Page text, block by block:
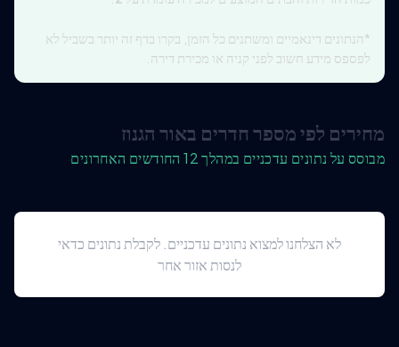
*הנתונים דינאמיים ומשתנים כל הזמן, בקרו בדף זה יותר בשביל לא
לפספס מידע חשוב לפני קניה או מכירת דירה.
מחירים לפי מספר חדרים באור הגנוז
מבוסס על נתונים עדכניים במהלך 12 החודשים האחרונים
לא הצלחנו למצוא נתונים עדכניים. לקבלת נתונים כדאי
לנסות אזור אחר